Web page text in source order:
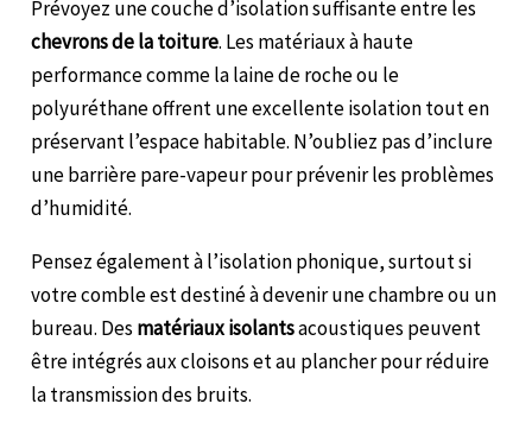
Prévoyez une couche d’isolation suffisante entre les
chevrons de la toiture. Les matériaux à haute
performance comme la laine de roche ou le
polyuréthane offrent une excellente isolation tout en
préservant l’espace habitable. N’oubliez pas d’inclure
une barrière pare-vapeur pour prévenir les problèmes
d’humidité.
Pensez également à l’isolation phonique, surtout si
votre comble est destiné à devenir une chambre ou un
bureau. Des matériaux isolantsacoustiques peuvent
être intégrés aux cloisons et au plancher pour réduire
la transmission des bruits.